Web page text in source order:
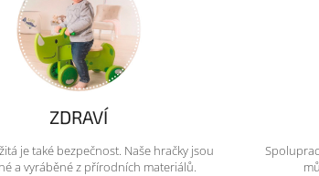
ZDRAVÍ
je také bezpečnost. Naše hračky jsou
a vyráběné z přírodních materiálů.